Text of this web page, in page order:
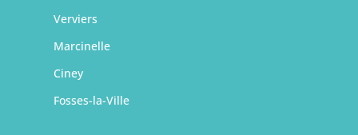
Verviers
Marcinelle
Ciney
Fosses-la-Ville